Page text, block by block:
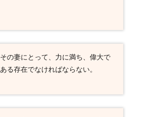
の妻にとって、力に満ち、偉大で
る存在でなければならない。